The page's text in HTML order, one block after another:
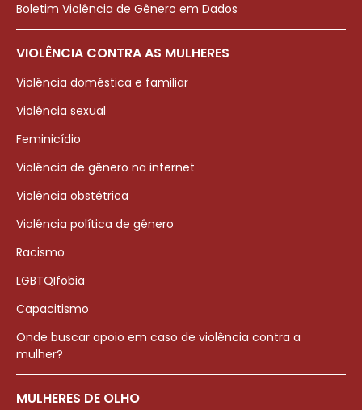
Boletim Violência de Gênero em Dados
VIOLÊNCIA CONTRA AS MULHERES
Violência doméstica e familiar
Violência sexual
Feminicídio
Violência de gênero na internet
Violência obstétrica
Violência política de gênero
Racismo
LGBTQIfobia
Capacitismo
Onde buscar apoio em caso de violência contra a
mulher?
MULHERES DE OLHO